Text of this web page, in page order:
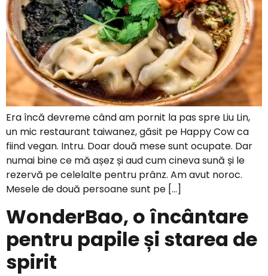
Era încă devreme când am pornit la pas spre Liu Lin,
un mic restaurant taiwanez, găsit pe Happy Cow ca
fiind vegan. Intru. Doar două mese sunt ocupate. Dar
numai bine ce mă așez și aud cum cineva sună și le
rezervă pe celelalte pentru prânz. Am avut noroc.
Mesele de două persoane sunt pe […]
WonderBao, o încântare
pentru papile și starea de
spirit